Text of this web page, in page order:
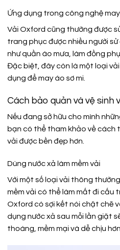
Ứng dụng trong công nghệ
Vải Oxford cũng thường được
trang phục được nhiều người
như quần áo mưa, làm đồng
Đặc biệt, đây còn là một loại
dụng để may áo sơ mi.
Cách bảo quản và vệ sinh
Nếu đang sở hữu cho mình
bạn có thể tham khảo về cách
vải được bền đẹp hơn.
Dùng nước xả làm mềm vải
Với một số loại vải thông
mềm vải có thể làm mất đi cấu
Oxford có sợi kết nói chặt chẽ
dụng nước xả sau mỗi lần giặt
thoáng, mềm mại và dễ chịu hơn.